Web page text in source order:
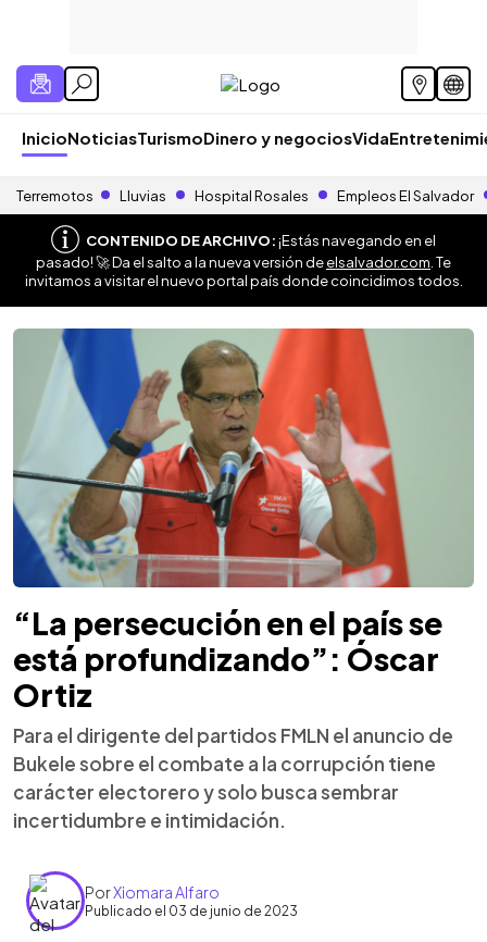
InicioNoticiasTurismoDinero y negociosVida
Terremotos Lluvias Hospital Rosales Empleos El Salvador
CONTENIDO DE ARCHIVO:¡Estás navegando en el
pasado! 🚀 Da el salto a la nueva versión deelsalvador.com . Te
invitamos a visitar el nuevo portal país donde coincidimos todos.
“La persecución en el país se
está profundizando”: Óscar
Ortiz
Para el dirigente del partidos FMLN el anuncio de
Bukele sobre el combate a la corrupción tiene
carácter electorero y solo busca sembrar
incertidumbre e intimidación.
PorXiomara Alfaro
Publicado el 03 de junio de 2023